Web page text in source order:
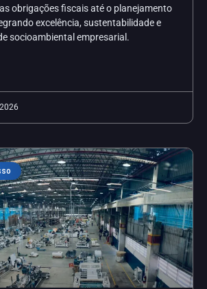
obrigações fiscais até o planejamento
excelência, sustentabilidade e
socioambiental empresarial.